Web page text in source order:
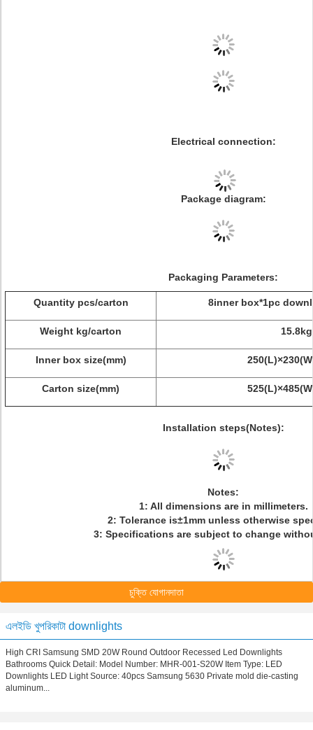
Electrical connection:
Package diagram:
Packaging Parameters:
Quantity pcs/carton 8inner box*1pc
Weight kg/carton
Inner box size(mm)
Carton size(mm)
Installation steps(Notes):
Notes:
1: All dimensions are in millimeters.
2: Tolerance is±1mm unless otherwise
3: Specifications are subject to change
চুক্তি যোগানদাতা
এলইডি খুপরিকাটা downlights
High CRI Samsung SMD 20W Round Outdoor Recessed Led Downlights
Bathrooms Quick Detail: Model Number: MHR-001-S20W Item Type: LED
Downlights LED Light Source: 40pcs Samsung 5630 Private mold die-casting
aluminum...